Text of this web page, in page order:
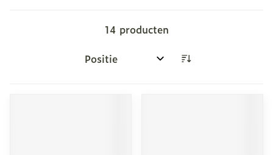
14 producten
Sorteer op: